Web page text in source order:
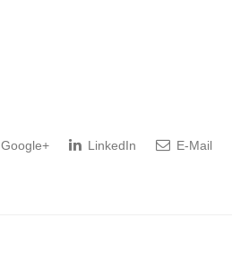
Google+ LinkedIn E-Mail